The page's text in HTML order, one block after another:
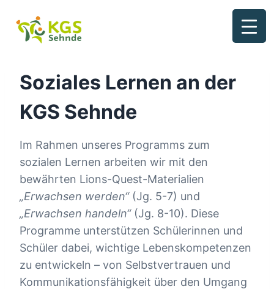
Inhalt
springen
Soziales Lernen an der
KGS Sehnde
Im Rahmen unseres Programms zum
sozialen Lernen arbeiten wir mit den
bewährten Lions-Quest-Materialien
„Erwachsen werden“(Jg. 5-7) und
„Erwachsen handeln“(Jg. 8-10). Diese
Programme unterstützen Schülerinnen und
Schüler dabei, wichtige Lebenskompetenzen
zu entwickeln – von Selbstvertrauen und
Kommunikationsfähigkeit über den Umgang